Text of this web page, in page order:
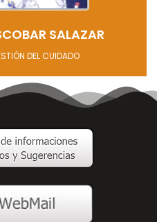
SALAZAR
DEL CUIDADO